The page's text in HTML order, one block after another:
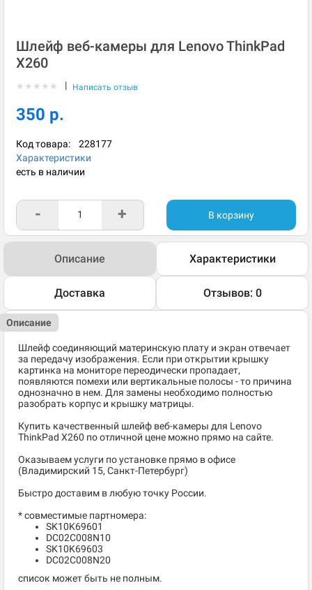
Шлейф веб-камеры для Lenovo ThinkPad
X260
★ ★ ★ ★ ★ | Написать отзыв
350 р.
Код товара: 228177
Характеристики
есть в наличии
- + В корзину
Описание Характеристики
Доставка Отзывов: 0
Описание
Шлейф соединяющий материнскую плату и экран отвечает
за передачу изображения. Если при открытии крышку
картинка на мониторе переодически пропадает,
появляются помехи или вертикальные полосы - то причина
однозначно в нем. Для замены необходимо полностью
разобрать корпус и крышку матрицы.
Купить качественный шлейф веб-камеры для Lenovo
ThinkPad X260 по отличной цене можно прямо на сайте.
Оказываем услуги по установке прямо в офисе
(Владимирский 15, Санкт-Петербург)
Быстро доставим в любую точку России.
* совместимые партномера:
SK10K69601
DC02C008N10
SK10K69603
DC02C008N20
список может быть не полным.